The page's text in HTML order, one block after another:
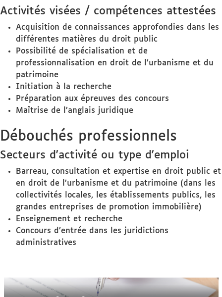
Activités visées / compétences attestées
Acquisition de connaissances approfondies dans les
différentes matières du droit public
Possibilité de spécialisation et de
professionnalisation en droit de l’urbanisme et du
patrimoine
Initiation à la recherche
Préparation aux épreuves des concours
Maîtrise de l’anglais juridique
Débouchés professionnels
Secteurs d'activité ou type d'emploi
Barreau, consultation et expertise en droit public et
en droit de l’urbanisme et du patrimoine (dans les
collectivités locales, les établissements publics, les
grandes entreprises de promotion immobilière)
Enseignement et recherche
Concours d’entrée dans les juridictions
administratives